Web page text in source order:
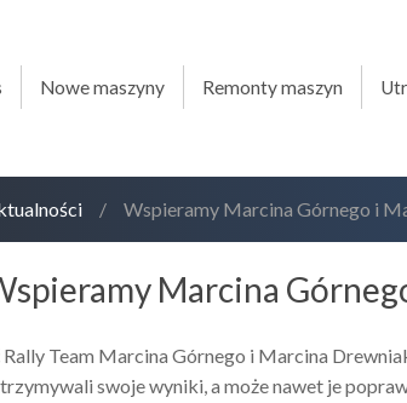
Nowe maszyny Remonty maszyn
/ Wspieramy Marcina Górnego i
Marcina
Team Marcina Górnego i Marcina
swoje wyniki, a może nawet je